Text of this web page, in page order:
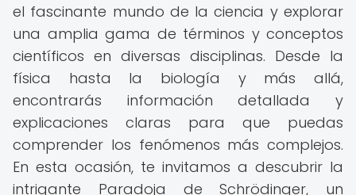
el fascinante mundo de la ciencia y explorar
una amplia gama de términos y conceptos
científicos en diversas disciplinas. Desde la
física hasta la biología y más allá,
encontrarás información detallada y
explicaciones claras para que puedas
comprender los fenómenos más complejos.
En esta ocasión, te invitamos a descubrir la
intrigante Paradoja de Schrödinger, un